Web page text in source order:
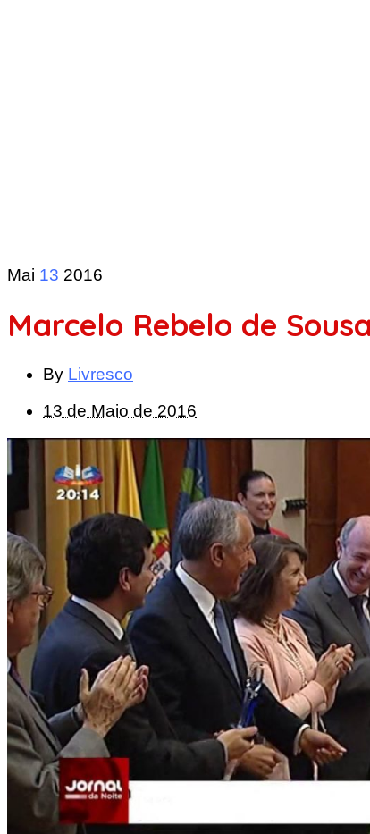
Mai 13 2016
Marcelo Rebelo de
By Livresco
13 de Maio de 2016